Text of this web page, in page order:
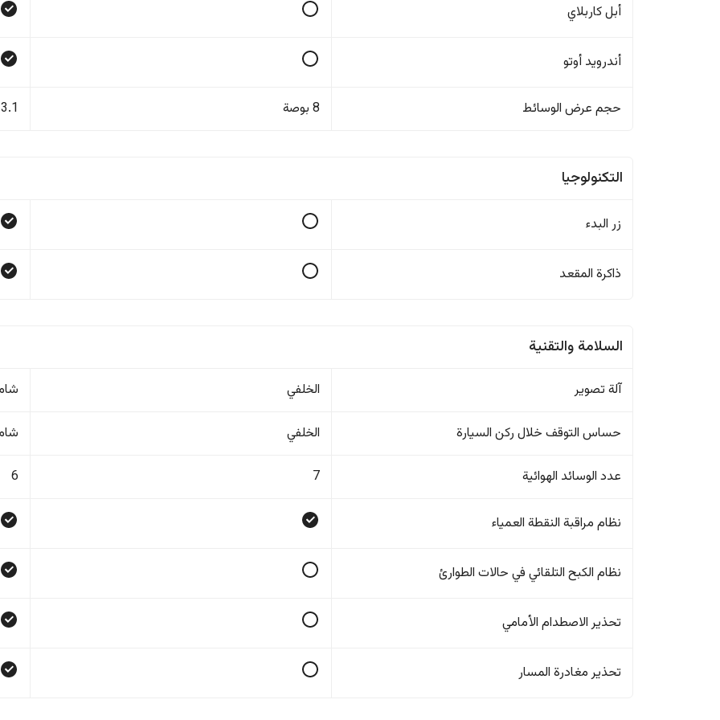
أبل كاربلاي
أندرويد أوتو
حجم عرض الوسائط 8 بوصة 13.1
التكنولوجيا
زر البدء
ذاكرة المقعد
السلامة والتقنية
آلة تصوير الخلفي
حساس التوقف خلال ركن السيارة الخلفي
عدد الوسائد الهوائية 7
6
نظام مراقبة النقطة العمياء
نظام الكبح التلقائي في حالات الطوارئ
تحذير الاصطدام الأمامي
تحذير مغادرة المسار